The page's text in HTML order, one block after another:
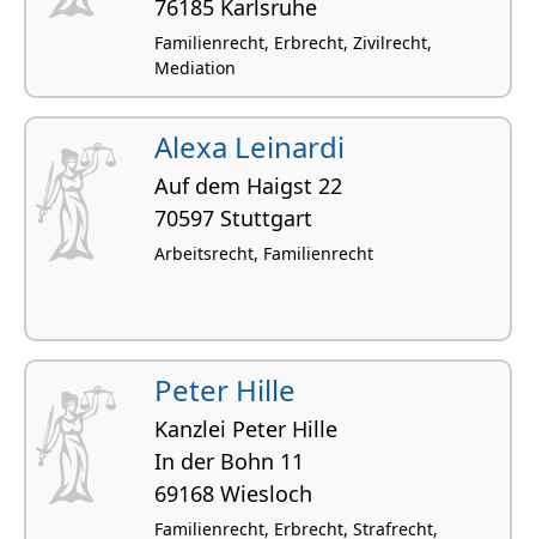
76185 Karlsruhe
Familienrecht, Erbrecht, Zivilrecht,
Mediation
Alexa Leinardi
Auf dem Haigst 22
70597 Stuttgart
Arbeitsrecht, Familienrecht
Peter Hille
Kanzlei Peter Hille
In der Bohn 11
69168 Wiesloch
Familienrecht, Erbrecht, Strafrecht,